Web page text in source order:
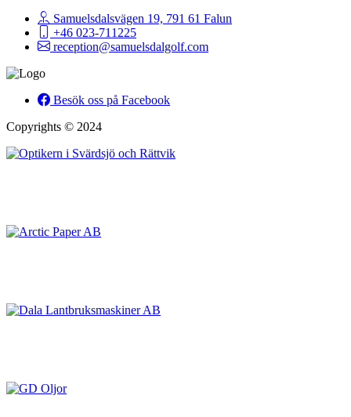
Samuelsdalsvägen 19, 791 61 Falun
+46 023-711225
reception@samuelsdalgolf.com
Besök oss på Facebook
Copyrights © 2024